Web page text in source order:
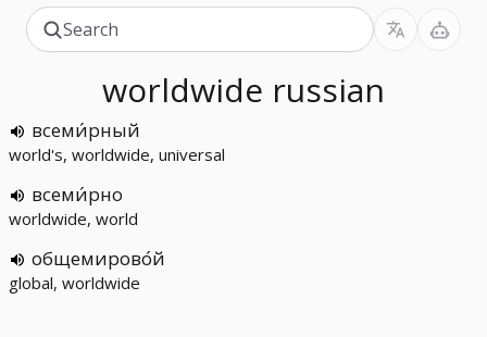
worldwide russian
всеми́рный
world's, worldwide, universal
всеми́рно
worldwide, world
общемирово́й
global, worldwide